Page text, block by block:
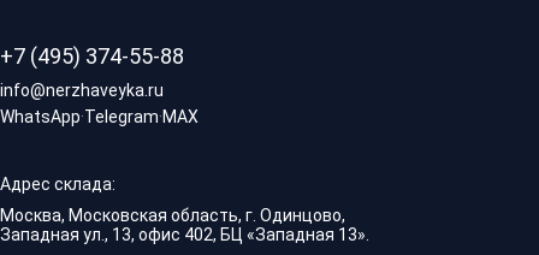
+7 (495) 374-55-88
info@nerzhaveyka.ru
WhatsApp·Telegram·MAX
Адрес склада:
Москва, Московская область, г. Одинцово,
Западная ул., 13, офис 402, БЦ «Западная 13».